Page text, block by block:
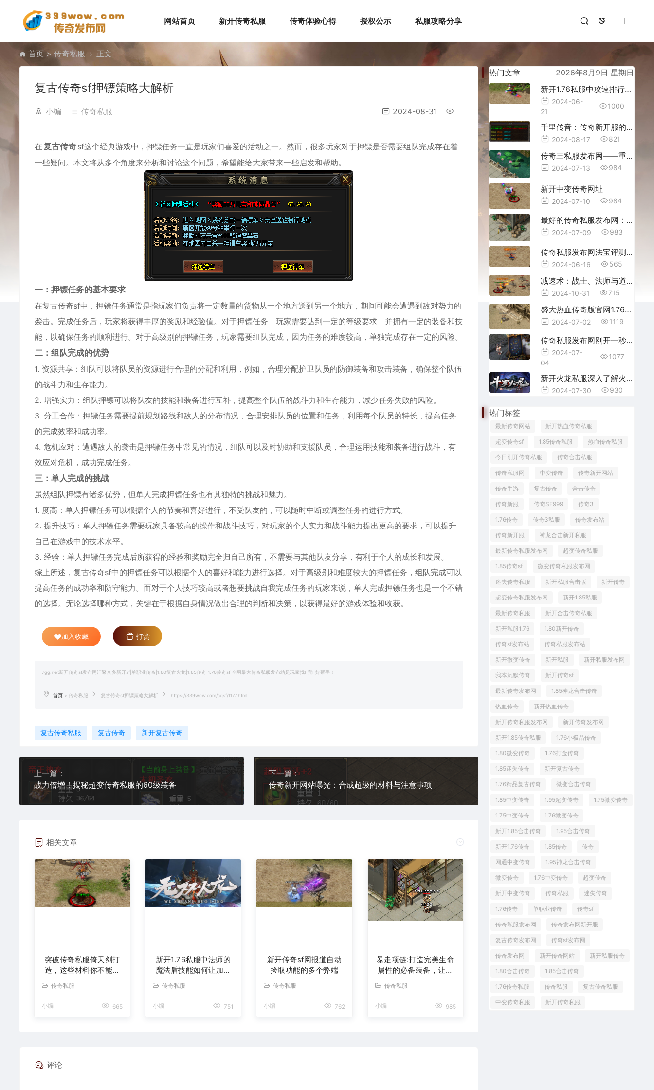
网站首页 新开传奇私服 传奇体验心得 授权公示 私服攻略分享
首页> 传奇私服 正文
复古传奇sf押镖策略大解析
小编 传奇私服 2024-08-31
在复古传奇sf这个经典游戏中，押镖任务一直是玩家们喜爱的活动之一。然而，很多玩家对于押镖是否需要组队完成存在着
一些疑问。本文将从多个角度来分析和讨论这个问题，希望能给大家带来一些启发和帮助。
一：押镖任务的基本要求
在复古传奇sf中，押镖任务通常是指玩家们负责将一定数量的货物从一个地方送到另一个地方，期间可能会遭遇到敌对势力的
袭击。完成任务后，玩家将获得丰厚的奖励和经验值。对于押镖任务，玩家需要达到一定的等级要求，并拥有一定的装备和技
能，以确保任务的顺利进行。对于高级别的押镖任务，玩家需要组队完成，因为任务的难度较高，单独完成存在一定的风险。
二：组队完成的优势
1. 资源共享：组队可以将队员的资源进行合理的分配和利用，例如，合理分配护卫队员的防御装备和攻击装备，确保整个队伍
的战斗力和生存能力。
2. 增强实力：组队押镖可以将队友的技能和装备进行互补，提高整个队伍的战斗力和生存能力，减少任务失败的风险。
3. 分工合作：押镖任务需要提前规划路线和敌人的分布情况，合理安排队员的位置和任务，利用每个队员的特长，提高任务
的完成效率和成功率。
4. 危机应对：遭遇敌人的袭击是押镖任务中常见的情况，组队可以及时协助和支援队员，合理运用技能和装备进行战斗，有
效应对危机，成功完成任务。
三：单人完成的挑战
虽然组队押镖有诸多优势，但单人完成押镖任务也有其独特的挑战和魅力。
1. 度高：单人押镖任务可以根据个人的节奏和喜好进行，不受队友的，可以随时中断或调整任务的进行方式。
2. 提升技巧：单人押镖任务需要玩家具备较高的操作和战斗技巧，对玩家的个人实力和战斗能力提出更高的要求，可以提升
自己在游戏中的技术水平。
3. 经验：单人押镖任务完成后所获得的经验和奖励完全归自己所有，不需要与其他队友分享，有利于个人的成长和发展。
综上所述，复古传奇sf中的押镖任务可以根据个人的喜好和能力进行选择。对于高级别和难度较大的押镖任务，组队完成可以
提高任务的成功率和防守能力。而对于个人技巧较高或者想要挑战自我完成任务的玩家来说，单人完成押镖任务也是一个不错
的选择。无论选择哪种方式，关键在于根据自身情况做出合理的判断和决策，以获得最好的游戏体验和收获。
加入收藏 打赏
7gg.net新开传奇sf发布网汇聚众多新开sf|单职业传奇|1.80复古火龙|1.85传奇|1.76传奇sf|全网最大传奇私服发布站是玩家找F完F好帮手！
首页 > 传奇私服 复古传奇sf押镖策略大解析 https://339wow.com/cqsf/1177.html
复古传奇私服 复古传奇 新开复古传奇
上一篇：
战力倍增！揭秘超变传奇私服的60级装备
下一篇：
传奇新开网站曝光：合成超级的材料与注意事项
相关文章
突破传奇私服倚天剑打
造，这些材料你不能错
传奇私服
小编 665
新开1.76私服中法师的
魔法盾技能如何让加强
传奇私服
小编 751
新开传奇sf网报道自动
捡取功能的多个弊端
传奇私服
小编 762
暴走项链:打造完美生命
属性的必备装备，让您
在1.7击传奇中独领
传奇私服
小编 985
评论
热门文章
2026年8月9日 星期日
新开1.76私服中攻速排行榜大揭秘！
2024-06-
21
1000
千里传音：传奇新开服的社交新
2024-08-17 821
传奇三私服发布网——重燃热血
2024-07-13 984
新开中变传奇网址
2024-07-10 984
最好的传奇私服发布网：尽享游戏乐趣的最佳选择
2024-07-09 983
传奇私服发布网法宝评测带来无限的游戏体验！
2024-06-16 565
减速术：战士、法师与道士的必备技能
2024-10-31 715
盛大热血传奇版官网1.76——经典再现，热血不灭
2024-07-02 1119
传奇私服发布网刚开一秒，体验最的冒险旅程
2024-07-
04
1077
新开火龙私服深入了解火龙印记的战斗价值
2024-07-30 930
热门标签
最新传奇网站 新开热血传奇私服
超变传奇sf 1.85传奇私服 热血传奇私服
今日刚开传奇私服 传奇合击私服
传奇私服网 中变传奇 传奇新开网站
传奇手游 复古传奇 合击传奇
传奇新服 传奇SF999 传奇3
1.76传奇 传奇3私服 传奇发布站
传奇新开服 神龙合击新开私服
最新传奇私服发布网 超变传奇私服
1.85传奇sf 微变传奇私服发布网
迷失传奇私服 新开私服合击版 新开传奇
超变传奇私服发布网 新开1.85私服
最新传奇私服 新开合击传奇私服
新开私服1.76 1.80新开传奇
传奇sf发布站 传奇私服发布站
新开微变传奇 新开私服 新开私服发布网
我本沉默传奇 新开传奇sf
最新传奇发布网 1.85神龙合击传奇
热血传奇 新开热血传奇
新开传奇私服发布网 新开传奇发布网
新开1.85传奇私服 1.76小极品传奇
1.80微变传奇 1.76打金传奇
1.85迷失传奇 新开复古传奇
1.76精品复古传奇 微变合击传奇
1.85中变传奇 1.95超变传奇 1.75微变传奇
1.75中变传奇 1.76微变传奇
新开1.85合击传奇 1.95合击传奇
新开1.76传奇 1.85传奇 传奇
网通中变传奇 1.95神龙合击传奇
微变传奇 1.76中变传奇 超变传奇
新开中变传奇 传奇私服 迷失传奇
1.76传奇 单职业传奇 传奇sf
传奇私服发布网 传奇发布网新开服
复古传奇发布网 传奇sf发布网
传奇发布网 新开传奇网站 新开私服传奇
1.80合击传奇 1.85合击传奇
1.76传奇私服 传奇私服 复古传奇私服
中变传奇私服 新开传奇私服